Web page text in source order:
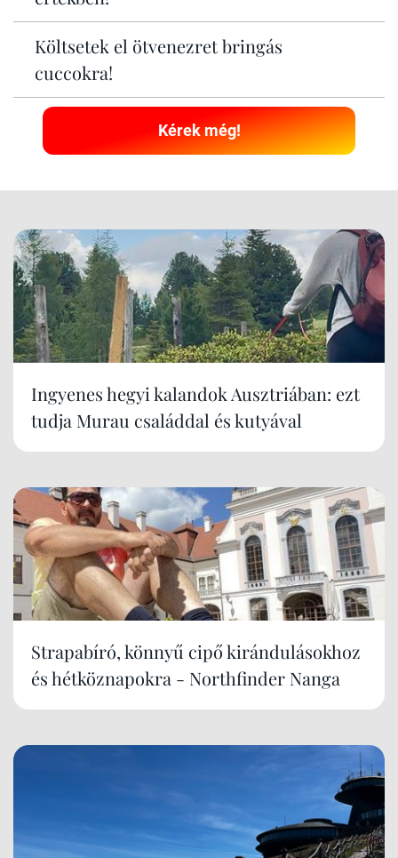
Költsetek el ötvenezret bringás
cuccokra!
Kérek még!
Ingyenes hegyi kalandok Ausztriában: ezt
tudja Murau családdal és kutyával
Strapabíró, könnyű cipő kirándulásokhoz
és hétköznapokra - Northfinder Nanga